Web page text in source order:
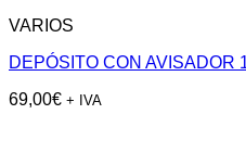
VARIOS
DEPÓSITO CON AVISADOR
69,00€ + IVA